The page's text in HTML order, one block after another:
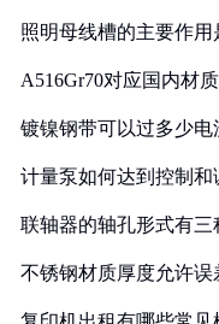
照明母线槽的主要作用
A516Gr70对应国内材
镀镍钢带可以过多少电
计量泵如何达到控制和
联轴器的轴孔形式有
不锈钢材质厚度允许误